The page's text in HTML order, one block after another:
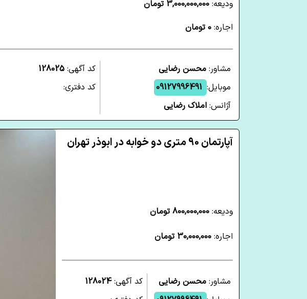
ودیعه: 3,000,000,000 تومان
اجاره: 0 تومان
مشاور: محسن رضایی
موبایل: 09127996491
آژانس: املاک رضایی
کد آگهی: 128025
کد دفتری:
آپارتمان 90 متری دو خوابه در ابوذر تهران
ودیعه: 800,000,000 تومان
اجاره: 30,000,000 تومان
مشاور: محسن رضایی
کد آگهی: 128024